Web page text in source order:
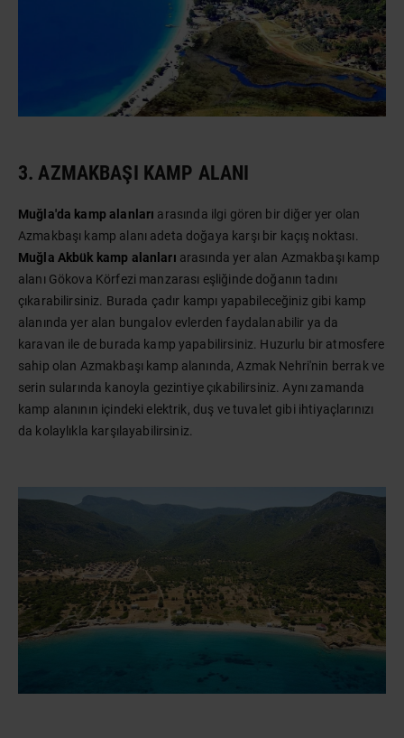
3. AZMAKBAŞI KAMP ALANI
Muğla'da kamp alanları arasında ilgi gören bir diğer yer olan
Azmakbaşı kamp alanı adeta doğaya karşı bir kaçış noktası.
Muğla Akbük kamp alanları arasında yer alan Azmakbaşı kamp
alanı Gökova Körfezi manzarası eşliğinde doğanın tadını
çıkarabilirsiniz. Burada çadır kampı yapabileceğiniz gibi kamp
alanında yer alan bungalov evlerden faydalanabilir ya da
karavan ile de burada kamp yapabilirsiniz. Huzurlu bir atmosfere
sahip olan Azmakbaşı kamp alanında, Azmak Nehri'nin berrak ve
serin sularında kanoyla gezintiye çıkabilirsiniz. Aynı zamanda
kamp alanının içindeki elektrik, duş ve tuvalet gibi ihtiyaçlarınızı
da kolaylıkla karşılayabilirsiniz.